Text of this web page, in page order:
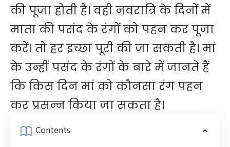
की पूजा होती है। वही नवरात्रि के दिनों में
माता की पसंद के रंगों को पहन कर पूजा
करें। तो हर इच्छा पूरी की जा सकती है। मां
के उन्हीं पसंद के रंगों के बारे में जानते हैं
कि किस दिन मां को कौनसा रंग पहन
कर प्रसन्न किया जा सकता है।
Contents